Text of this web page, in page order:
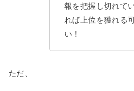
報を把握し切れて
れば上位を獲れる
い！
ただ、